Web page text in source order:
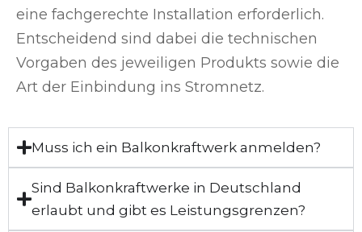
eine fachgerechte Installation erforderlich.
Entscheidend sind dabei die technischen
Vorgaben des jeweiligen Produkts sowie die
Art der Einbindung ins Stromnetz.
Muss ich ein Balkonkraftwerk anmelden?
Sind Balkonkraftwerke in Deutschland
erlaubt und gibt es Leistungsgrenzen?